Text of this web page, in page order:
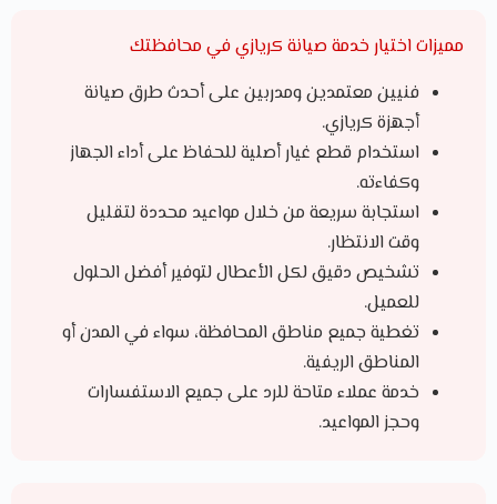
مميزات اختيار خدمة صيانة كريازي في محافظتك
فنيين معتمدين ومدربين على أحدث طرق صيانة
أجهزة كريازي.
استخدام قطع غيار أصلية للحفاظ على أداء الجهاز
وكفاءته.
استجابة سريعة من خلال مواعيد محددة لتقليل
وقت الانتظار.
تشخيص دقيق لكل الأعطال لتوفير أفضل الحلول
للعميل.
تغطية جميع مناطق المحافظة، سواء في المدن أو
المناطق الريفية.
خدمة عملاء متاحة للرد على جميع الاستفسارات
وحجز المواعيد.